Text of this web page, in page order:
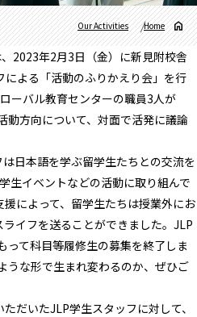
Home
Our Activities
2023年2月3日（金）に新見附校舎
よる「活動のふりかえり会」を行
ーバル教育センターの職員3人が
動方向について、対面で活発に議論
日本語を学ぶ留学生たちとの交流を
生イベントなどの活動に取り組んで
によって、留学生たちは授業外にお
イフを送ることができました。JLP
って科目等履修生の募集を終了しま
うな形で生まれ変わるのか、ぜひご
だいたJLP学生スタッフに対して、